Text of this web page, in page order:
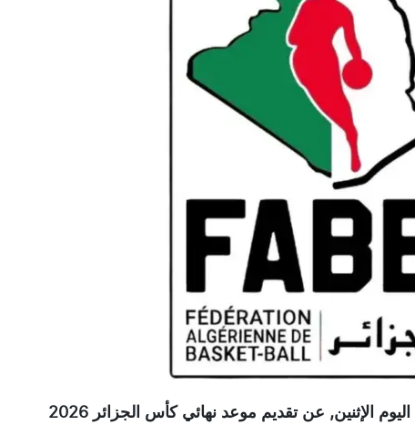
أعلنت الاتحادية الجزائرية لكرة السلة, اليوم الإثنين, عن تقديم موعد نهائي كأس الجزائر 2026